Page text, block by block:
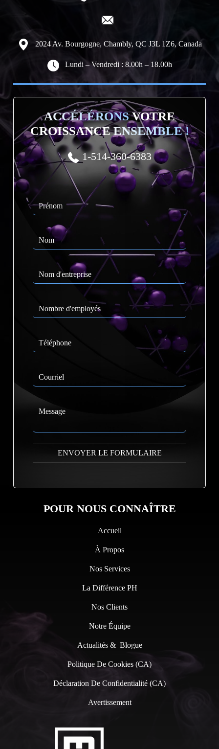
2024 Av. Bourgogne, Chambly, QC J3L 1Z6, Canada
Lundi – Vendredi : 8.00h – 18.00h
ACCÉLÉRONSVOTRE
CROISSANCEENSEMBLE !
1-514-360-6383
POUR NOUS CONNAÎTRE
Accueil
À Propos
Nos Services
La Différence PH
Nos Clients
Notre Équipe
Actualités & Blogue
Politique De Cookies (CA)
Déclaration De Confidentialité (CA)
Avertissement